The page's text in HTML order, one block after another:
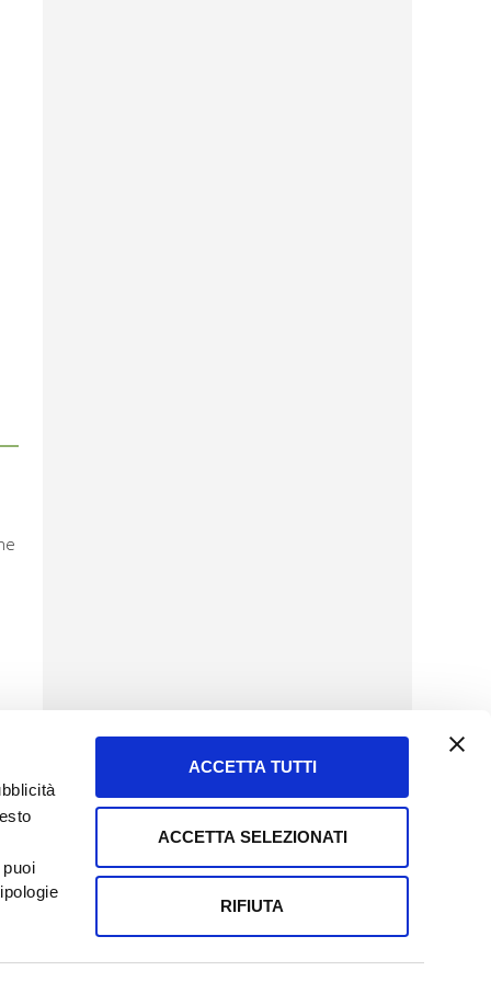
ACCETTA TUTTI
ACCETTA SELEZIONATI
RIFIUTA
Tel + 39.045.8009480
clienti@informatoreagrario.it